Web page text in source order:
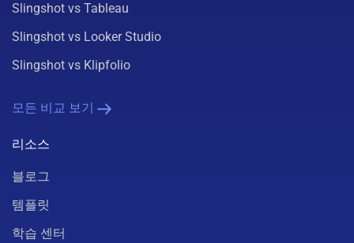
Slingshot vs Tableau
Slingshot vs Looker Studio
Slingshot vs Klipfolio
모든 비교 보기
리소스
블로그
템플릿
학습 센터